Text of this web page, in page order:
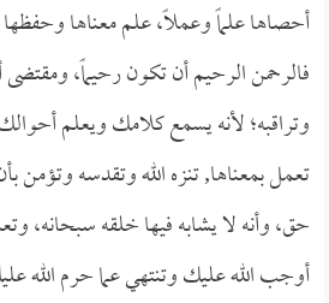
أحصاها علماً وعملاً، علم معناها
فالرحمن الرحيم أن تكون رحيماً،
وتراقبه؛ لأنه يسمع كلامك ويعلم
تعمل بمعناها, تنزه الله وتقدسه وتؤمن
حق، وأنه لا يشابه فيها خلقه سبحانه،
أوجب الله عليك وتنتهي عما حرم الله